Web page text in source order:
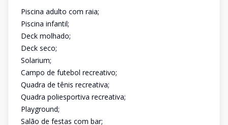
Piscina adulto com raia;
Piscina infantil;
Deck molhado;
Deck seco;
Solarium;
Campo de futebol recreativo;
Quadra de tênis recreativa;
Quadra poliesportiva recreativa;
Playground;
Salão de festas com bar;